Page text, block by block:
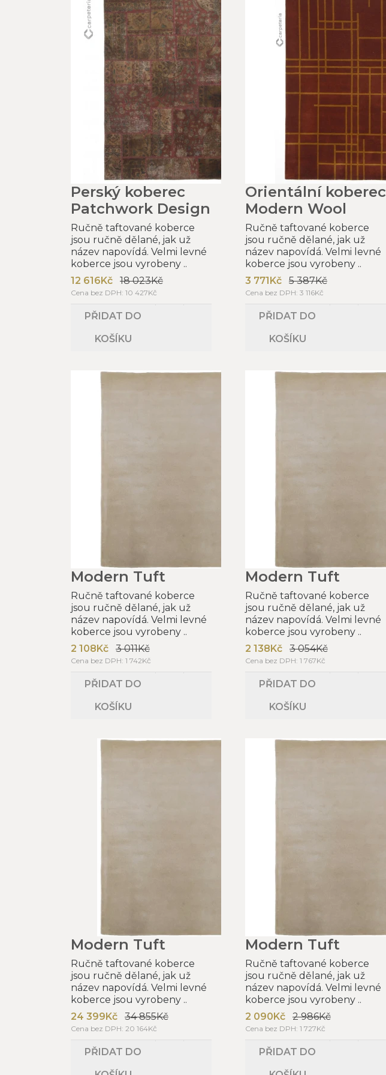
Perský koberec
Patchwork Design
Ručně taftované koberce
jsou ručně dělané, jak už
název napovídá. Velmi levné
koberce jsou vyrobeny ..
12 616Kč
18 023Kč
Cena bez DPH: 10 427Kč
PŘIDAT DO
KOŠÍKU
Orientální koberec
Modern Wool
Ručně taftované koberce
jsou ručně dělané, jak už
název napovídá. Velmi levné
koberce jsou vyrobeny ..
3 771Kč
5 387Kč
Cena bez DPH: 3 116Kč
PŘIDAT DO
KOŠÍKU
Modern Tuft
Ručně taftované koberce
jsou ručně dělané, jak už
název napovídá. Velmi levné
koberce jsou vyrobeny ..
2 108Kč
3 011Kč
Cena bez DPH: 1 742Kč
PŘIDAT DO
KOŠÍKU
Modern Tuft
Ručně taftované koberce
jsou ručně dělané, jak už
název napovídá. Velmi levné
koberce jsou vyrobeny ..
2 138Kč
3 054Kč
Cena bez DPH: 1 767Kč
PŘIDAT DO
KOŠÍKU
Modern Tuft
Ručně taftované koberce
jsou ručně dělané, jak už
název napovídá. Velmi levné
koberce jsou vyrobeny ..
24 399Kč
34 855Kč
Cena bez DPH: 20 164Kč
PŘIDAT DO
Modern Tuft
Ručně taftované koberce
jsou ručně dělané, jak už
název napovídá. Velmi levné
koberce jsou vyrobeny ..
2 090Kč
2 986Kč
Cena bez DPH: 1 727Kč
PŘIDAT DO